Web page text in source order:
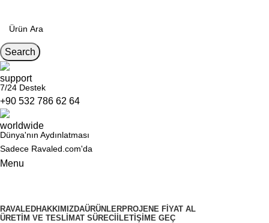
Search
7/24 Destek
+90 532 786 62 64
Dünya'nın Aydınlatması
Sadece Ravaled.com'da
Menu
RAVALEDHAKKIMIZDAÜRÜNLERPROJENE FIYAT AL
ÜRETIM VE TESLIMAT SÜRECI
İLETIŞIME GEÇ